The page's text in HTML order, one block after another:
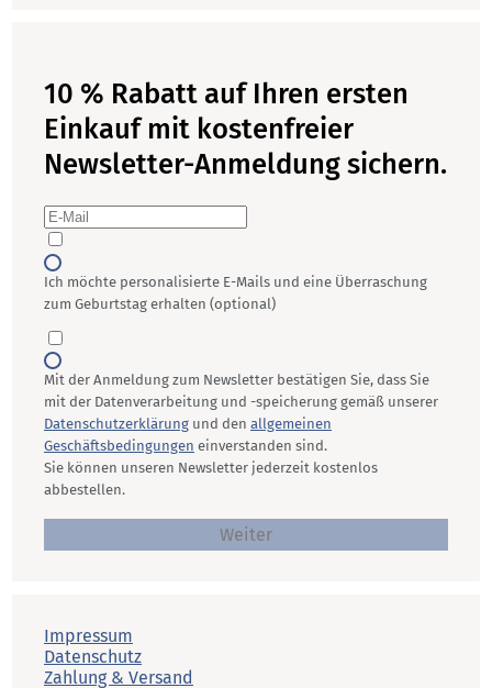
10 % Rabatt auf Ihren ersten
Einkauf mit kostenfreier
Newsletter-Anmeldung sichern.
Ich möchte personalisierte E-Mails und eine Überraschung
zum Geburtstag erhalten (optional)
Mit der Anmeldung zum Newsletter bestätigen Sie, dass Sie
mit der Datenverarbeitung und -speicherung gemäß unserer
Datenschutzerklärungund den allgemeinen
Geschäftsbedingungen einverstanden sind.
Sie können unseren Newsletter jederzeit kostenlos
abbestellen.
Weiter
Impressum
Datenschutz
Zahlung & Versand